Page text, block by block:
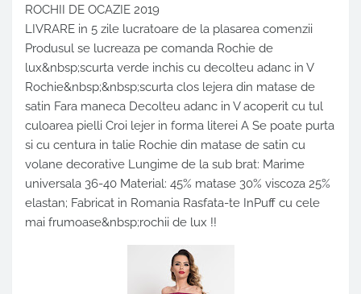
ROCHII DE OCAZIE 2019
LIVRARE in 5 zile lucratoare de la plasarea comenzii
Produsul se lucreaza pe comanda Rochie de
lux&nbsp;scurta verde inchis cu decolteu adanc in V
Rochie&nbsp;&nbsp;scurta clos lejera din matase de
satin Fara maneca Decolteu adanc in V acoperit cu tul
culoarea pielli Croi lejer in forma literei A Se poate purta
si cu centura in talie Rochie din matase de satin cu
volane decorative Lungime de la sub brat: Marime
universala 36-40 Material: 45% matase 30% viscoza 25%
elastan; Fabricat in Romania Rasfata-te InPuff cu cele
mai frumoase&nbsp;rochii de lux !!